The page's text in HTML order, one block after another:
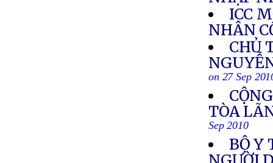
ICC
NHÂN
CHỦ
on 27 Sep
TÒA
Sep 2010
BỘ Y